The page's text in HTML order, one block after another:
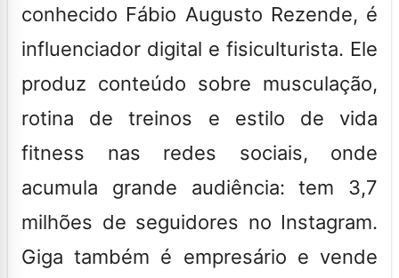
conhecido Fábio Augusto Rezende, é
influenciador digital e fisiculturista. Ele
produz conteúdo sobre musculação,
rotina de treinos e estilo de vida
fitness nas redes sociais, onde
acumula grande audiência: tem 3,7
milhões de seguidores no Instagram.
Giga também é empresário e vende